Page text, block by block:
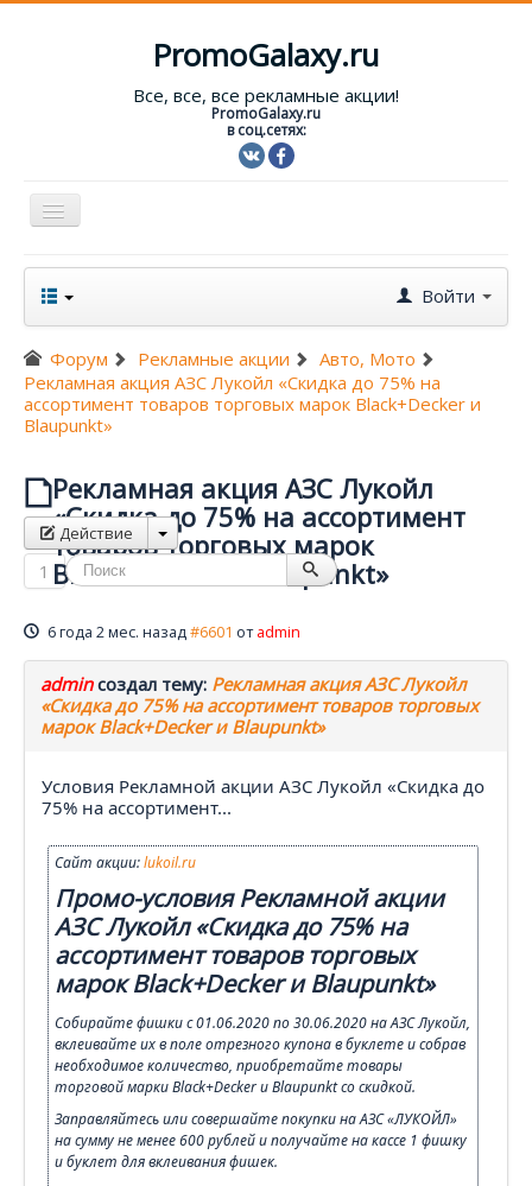
PromoGalaxy.ru
Все, все, все рекламные акции!
PromoGalaxy.ru
в соц.сетях:
Включить/
Старт!
Текущие акции
Форум
Помощь
Войти
Форум Рекламные акции
Авто, Мото
Рекламная акция АЗС Лукойл «Скидка до 75% на
ассортимент товаров торговых марок Black+Decker и
Blaupunkt»
Рекламная акция АЗС Лукойл
«Скидка до 75% на ассортимент
товаров торговых марок
Black+Decker и Blaupunkt»
Действие
1
6 года 2 мес. назад#6601 отadmin
adminсоздал тему: Рекламная акция АЗС Лукойл
«Скидка до 75% на ассортимент товаров торговых
марок Black+Decker и Blaupunkt»
Условия Рекламной акции АЗС Лукойл «Скидка до
75% на ассортимент...
Сайт акции:lukoil.ru
Промо-условия Рекламной акции
АЗС Лукойл «Скидка до 75% на
ассортимент товаров торговых
марок Black+Decker и Blaupunkt»
Собирайте фишки с 01.06.2020 по 30.06.2020 на АЗС Лукойл,
вклеивайте их в поле отрезного купона в буклете и собрав
необходимое количество, приобретайте товары
торговой марки Black+Decker и Blaupunkt со скидкой.
Заправляйтесь или совершайте покупки на АЗС «ЛУКОЙЛ»
на сумму не менее 600 рублей и получайте на кассе 1 фишку
и буклет для вклеивания фишек.